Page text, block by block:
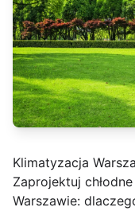
Klimatyzacja
Zaprojektuj
Warszawie: